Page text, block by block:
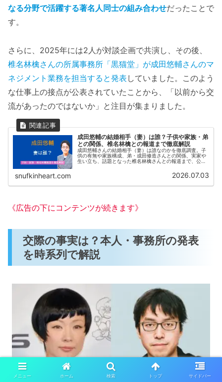
なる分野で活躍する著名人同士の組み合わせだったことで
す。
さらに、2025年には2人が対談企画で共演し、その後、
椎名林檎さんの所属事務所「黒猫堂」が成田悠輔さんのマ
ネジメント業務を担当すると発表 していました。このよう
な仕事上の接点が公表されていたことから、「以前から交
流があったのではないか」と注目が集まりました。
成田悠輔の結婚相手（妻）は誰？子供や家族・弟
との関係、椎名林檎との報道まで徹底解説
成田悠輔さんの結婚相手（妻）は誰なのかを徹底調査。子
供の有無や家族構成、弟・成田修造さんとの関係、実家や
生い立ち、話題となった椎名林檎さんとの報道まで、公開
snufkinheart.com 2026.07.03
《広告の下にコンテンツが続きます》
交際の事実は？本人・事務所の発表
を時系列で解説
メニュー ホーム 検索 トップ サイドバー